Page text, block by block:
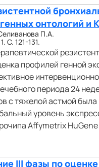
онтологий и
П.А.
С. 121-131.
профилей генной
периода 24
с тяжелой астмой
уровень
Affymetrix HuGene
III фазы по